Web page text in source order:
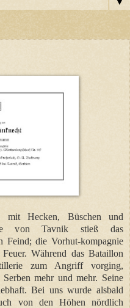
mit Hecken, Büschen und
von Tavnik stieß das
Feind; die Vorhut-kompagnie
Während das Bataillon
zum Angriff vorging,
mehr und mehr. Seine
Bei uns wurde alsbald
von den Höhen nördlich